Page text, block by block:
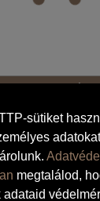
sütiket
megtalálod,
373.198
Hotel -
/
Ft-
Ellátás: Reggeli